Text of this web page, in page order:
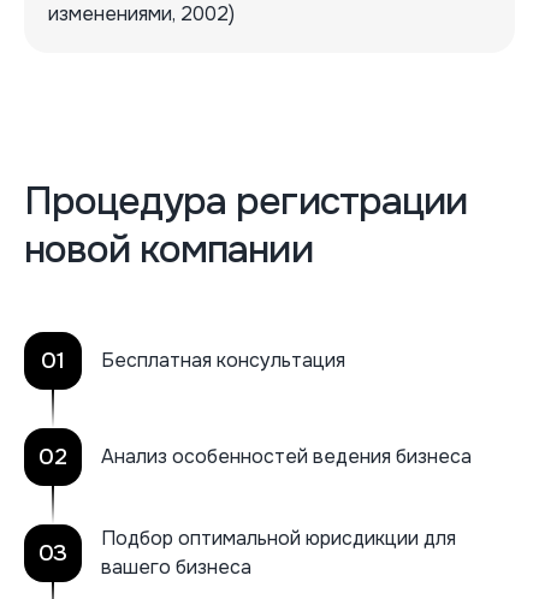
изменениями, 2002)
Процедура регистрации
новой компании
01 Бесплатная консультация
02 Анализ особенностей ведения бизнеса
03
Подбор оптимальной юрисдикции для
вашего бизнеса